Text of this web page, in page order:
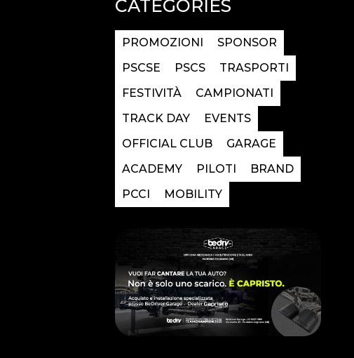
CATEGORIES
PROMOZIONI
SPONSOR
PSCSE
PSCS
TRASPORTI
FESTIVITÀ
CAMPIONATI
TRACK DAY
EVENTS
OFFICIAL CLUB
GARAGE
ACADEMY
PILOTI
BRAND
PCCI
MOBILITY